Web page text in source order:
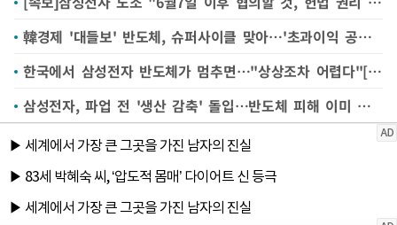
韓경제 '대들보' 반도체, 슈퍼사이클 맞아…'초과이익 공유' 논쟁 불붙어 [한국에 무슨 일이②]
한국에서 삼성전자 반도체가 멈추면…"상상조차 어렵다"[한국에 무슨 일이①]
삼성전자, 파업 전 '생산 감축' 돌입…반도체 피해 이미 시작